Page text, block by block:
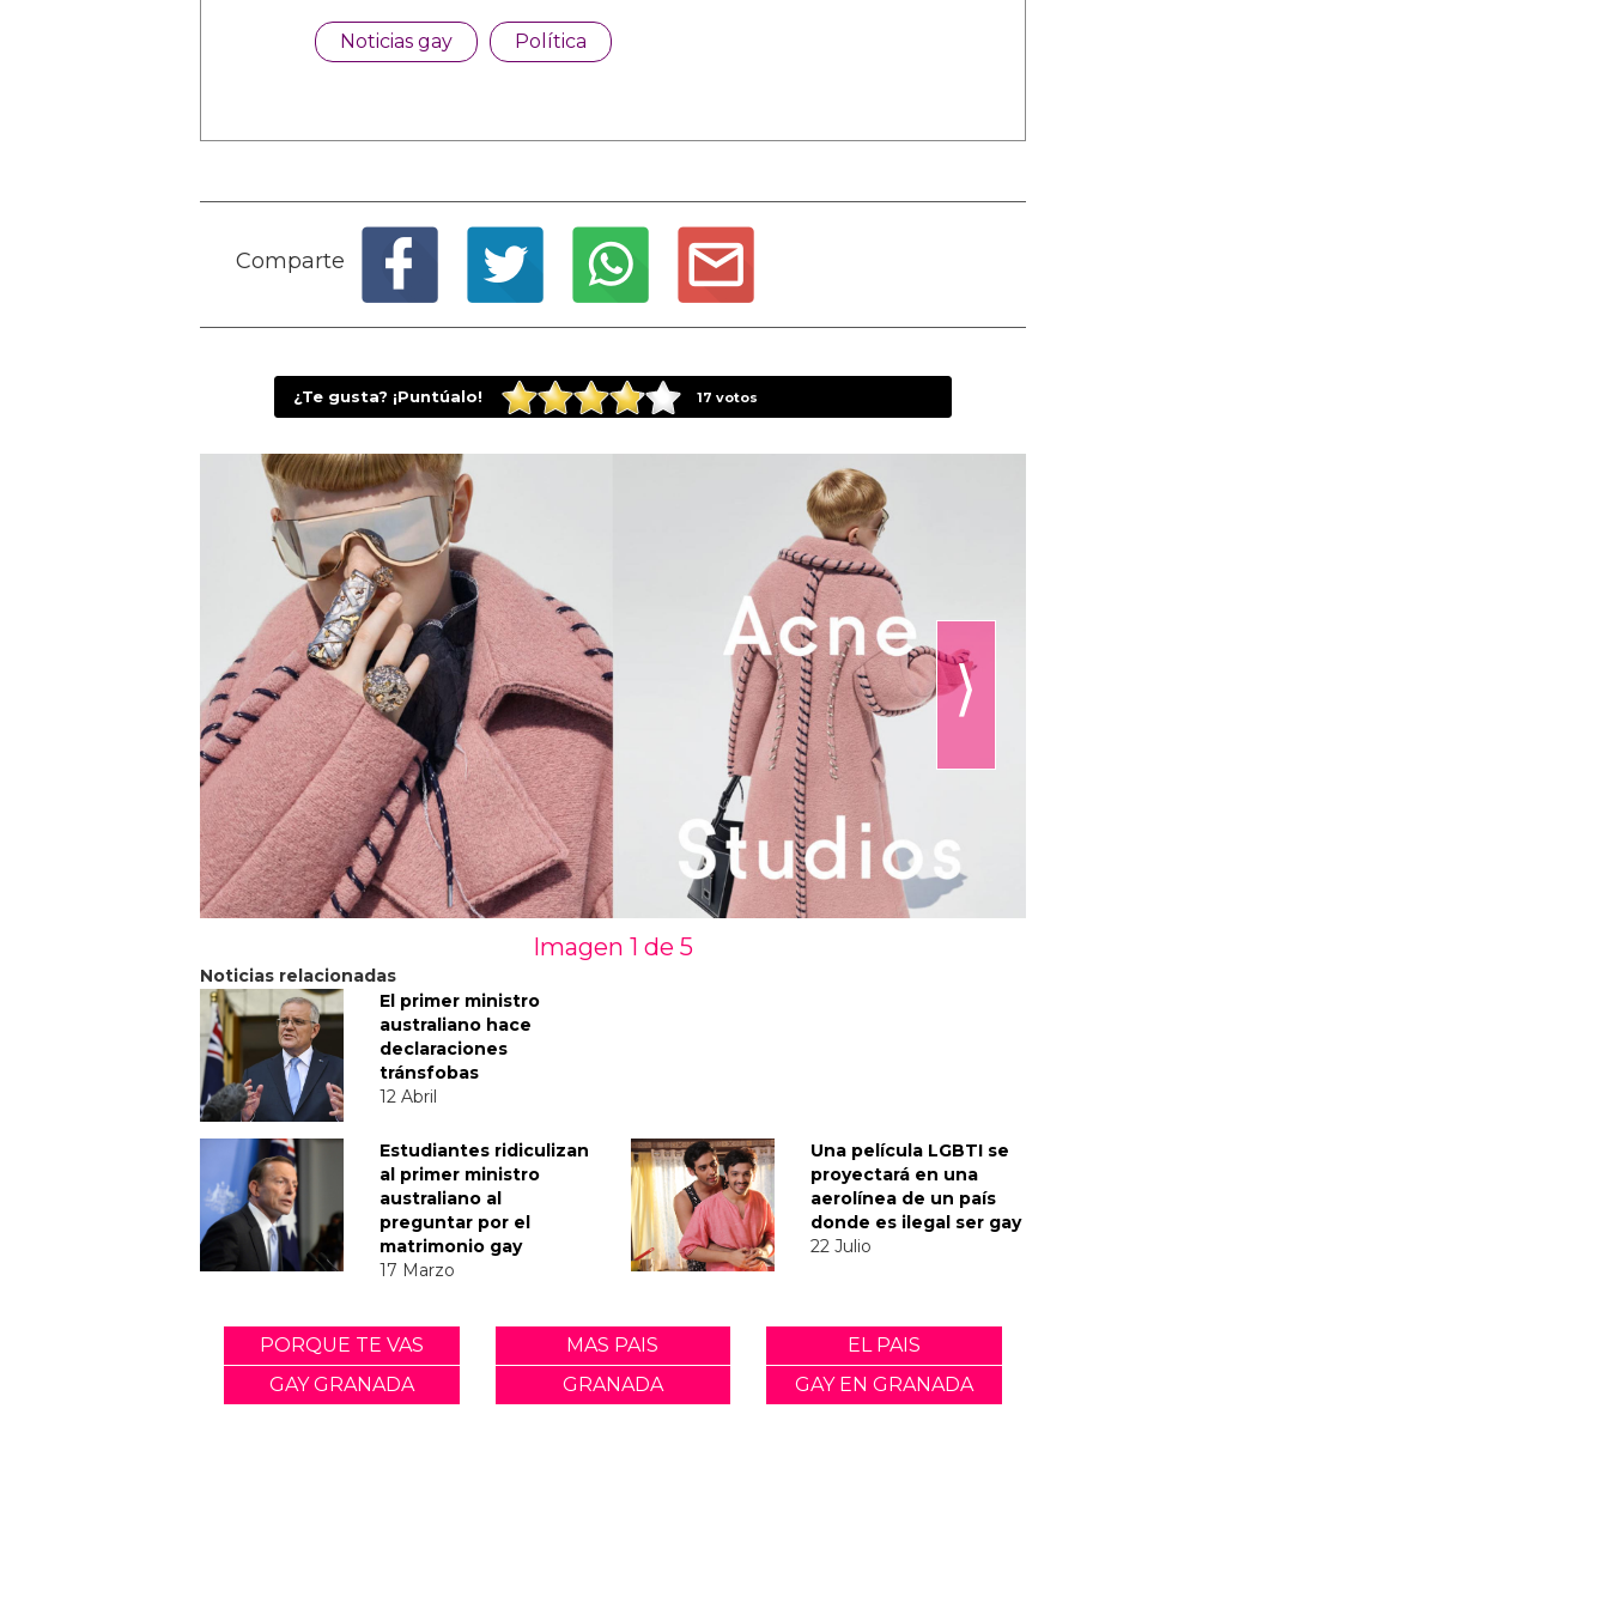
Noticias gay Política
Comparte
¿Te gusta? ¡Puntúalo! 17 votos
⟩
Imagen 1 de 5
Noticias relacionadas
El primer ministro
australiano hace
declaraciones
tránsfobas
12 Abril
Estudiantes ridiculizan
al primer ministro
australiano al
preguntar por el
matrimonio gay
17 Marzo
Una película LGBTI se
proyectará en una
aerolínea de un país
donde es ilegal ser gay
22 Julio
PORQUE TE VAS MAS PAIS
EL PAIS
GAY GRANADA
GRANADA GAY EN GRANADA